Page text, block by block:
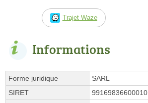
Trajet Waze
Informations
Forme juridique
SARL
SIRET
99169836600010